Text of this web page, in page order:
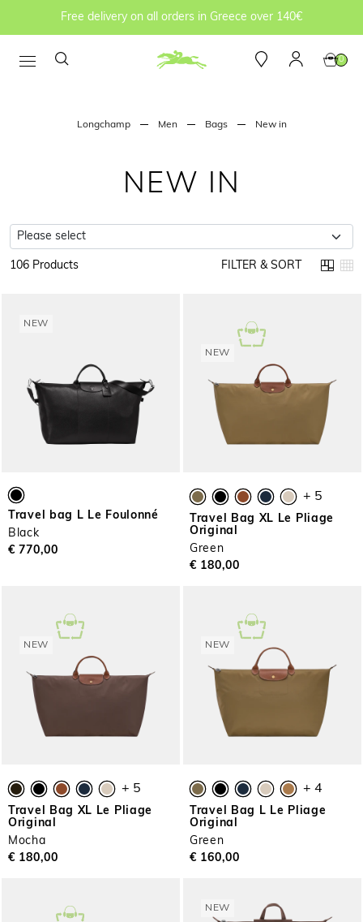
Free delivery on all orders in Greece over 140€
0
Longchamp Men Bags New in
NEW IN
106 Products FILTER & SORT
NEW
Travel bag L Le Foulonné
Black
€ 770,00
NEW
+ 5
Travel Bag XL Le Pliage
Original
Green
€ 180,00
NEW
+ 5
Travel Bag XL Le Pliage
Original
Mocha
€ 180,00
NEW
+ 4
Travel Bag L Le Pliage
Original
Green
€ 160,00
NEW